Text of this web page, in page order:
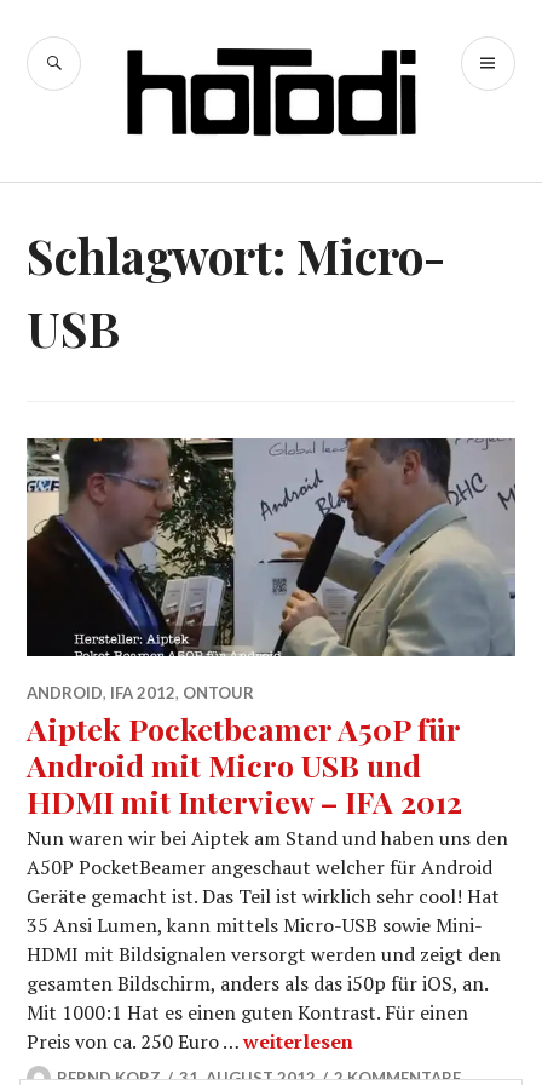
Inhalt
springen
hoTodi
SUCHE
Schlagwort: Micro-
USB
ANDROID, IFA 2012, ONTOUR
Aiptek Pocketbeamer A50P für
Android mit Micro USB und
HDMI mit Interview – IFA 2012
Nun waren wir bei Aiptek am Stand und haben uns den
A50P PocketBeamer angeschaut welcher für Android
Geräte gemacht ist. Das Teil ist wirklich sehr cool! Hat
35 Ansi Lumen, kann mittels Micro-USB sowie Mini-
HDMI mit Bildsignalen versorgt werden und zeigt den
gesamten Bildschirm, anders als das i50p für iOS, an.
Mit 1000:1 Hat es einen guten Kontrast. Für einen
Preis von ca. 250 Euro …Aiptek Pocketbeamer A50P für
weiterlesen
BERND KORZ 31. AUGUST 2012 2 KOMMENTARE